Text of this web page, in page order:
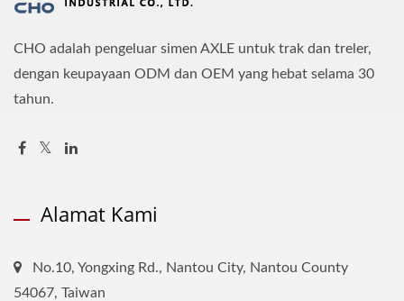
CHO adalah pengeluar simen AXLE untuk trak dan treler,
dengan keupayaan ODM dan OEM yang hebat selama 30
tahun.
Alamat Kami
No.10, Yongxing Rd., Nantou City, Nantou County
54067, Taiwan